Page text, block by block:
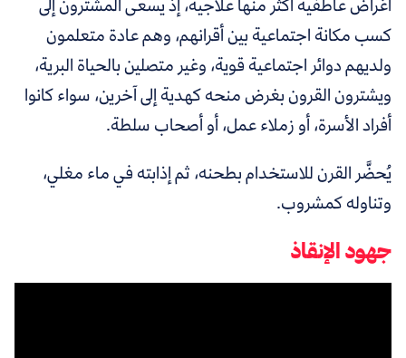
كسب مكانة اجتماعية بين أقرانهم، وهم عادة متعلمون
ولديهم دوائر اجتماعية قوية، وغير متصلين بالحياة البرية،
ويشترون القرون بغرض منحه كهدية إلى آخرين، سواء كانوا
أفراد الأسرة، أو زملاء عمل، أو أصحاب سلطة.
يُحضَّر القرن للاستخدام بطحنه، ثم إذابته في ماء مغلي،
وتناوله كمشروب.
جهود الإنقاذ